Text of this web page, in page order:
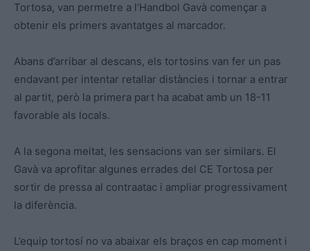
Tortosa, van permetre a l’Handbol Gavà començar a
obtenir els primers avantatges al marcador.
Abans d’arribar al descans, els tortosins van fer un pas
endavant per intentar retallar distàncies i tornar a entrar
al partit, però la primera part ha acabat amb un 18-11
favorable als locals.
A la segona meitat, les sensacions van ser similars. El
Gavà va aprofitar algunes errades del CE Tortosa per
sortir de pressa al contraatac i ampliar progressivament
la diferència.
L’equip tortosí no va abaixar els braços en cap moment i